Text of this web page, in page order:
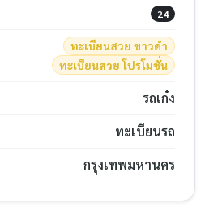
24
ทะเบียนสวย ขาวดำ
ทะเบียนสวย โปรโมชั่น
รถเก๋ง
ทะเบียนรถ
กรุงเทพมหานคร